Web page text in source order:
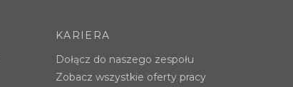
KARIERA
Dołącz do naszego zespołu
Zobacz wszystkie oferty pracy